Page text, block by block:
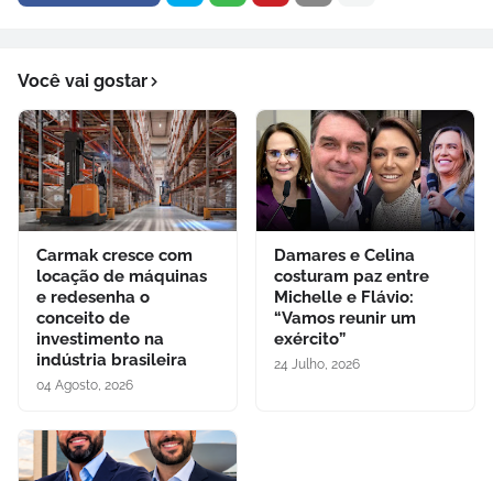
Você vai gostar
Carmak cresce com
locação de máquinas
e redesenha o
conceito de
investimento na
indústria brasileira
04 Agosto, 2026
Damares e Celina
costuram paz entre
Michelle e Flávio:
“Vamos reunir um
exército”
24 Julho, 2026